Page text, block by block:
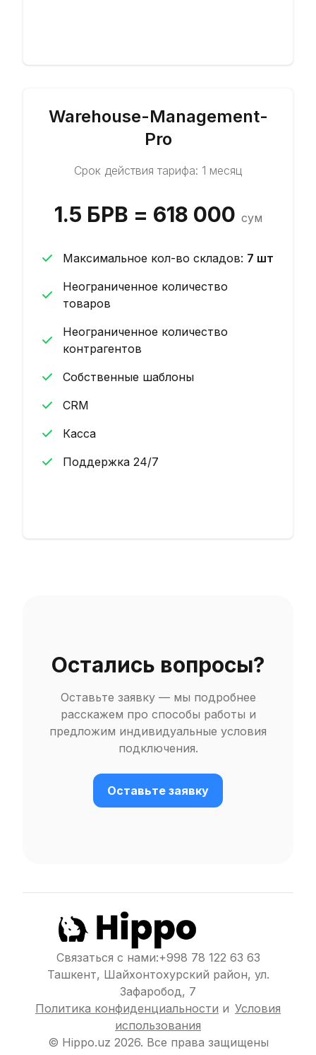
Warehouse-Management-
Pro
Срок действия тарифа: 1 месяц
1.5 БРВ = 618 000 сум
Максимальное кол-во складов: 7 шт
Неограниченное количество
товаров
Неограниченное количество
контрагентов
Собственные шаблоны
CRM
Касса
Поддержка 24/7
Остались вопросы?
Оставьте заявку — мы подробнее
расскажем про способы работы и
предложим индивидуальные условия
подключения.
Оставьте заявку
Связаться с нами:+998 78 122 63 63
Ташкент, Шайхонтохурский район, ул.
Зафаробод, 7
Политика конфиденциальности и Условия
использования
© Hippo.uz 2026. Все права защищены